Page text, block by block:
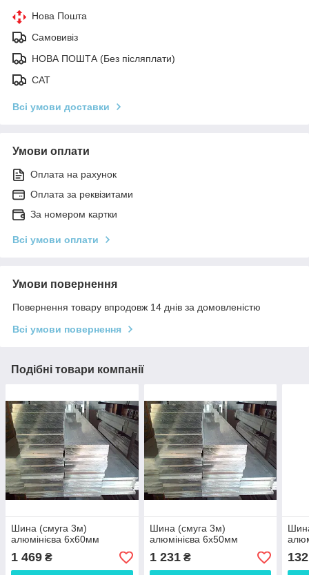
Нова Пошта
Самовивіз
НОВА ПОШТА (Без післяплати)
САТ
Всі умови доставки
Умови оплати
Оплата на рахунок
Оплата за реквізитами
За номером картки
Всі умови оплати
Умови повернення
Повернення товару впродовж 14 днів за домовленістю
Всі умови повернення
Подібні товари компанії
Шина (смуга 3м)
алюмінієва 6х60мм
1 469 ₴
Шина (смуга 3м)
алюмінієва 6х50мм
1 231₴ 132